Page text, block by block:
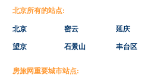
北京所有的站点:
北京 密云 延庆
望京 石景山 丰台区
房旅网重要城市站点: